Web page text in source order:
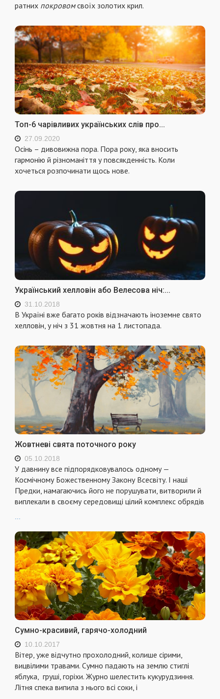
ратних покровомсвоїх золотих крил.
Топ-6 чарівливих українських слів про...
27.09.2020
Осінь – дивовижна пора. Пора року, яка вносить
гармонію й різноманіття у повсякденність. Коли
хочеться розпочинати щось нове.
Український хелловін або Велесова ніч:...
31.10.2018
В Україні вже багато років відзначають іноземне свято
хелловін, у ніч з 31 жовтня на 1 листопада.
Жовтневі свята поточного року
05.10.2018
У давнину все підпорядковувалось одному —
Космічному Божественному Закону Всесвіту. І наші
Предки, намагаючись його не порушувати, витворили й
виплекали в своєму середовищі цілий комплекс обрядів
Сумно-красивий, гарячо-холодний
10.10.2017
Вітер, уже відчутно прохолодний, колише сірими,
вицвілими травами. Сумно падають на землю стиглі
яблука, груші, горіхи. Журно шелестить кукурудзиння.
Літня спека випила з нього всі соки, і